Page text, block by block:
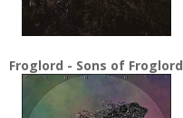
Froglord - Sons of Froglord